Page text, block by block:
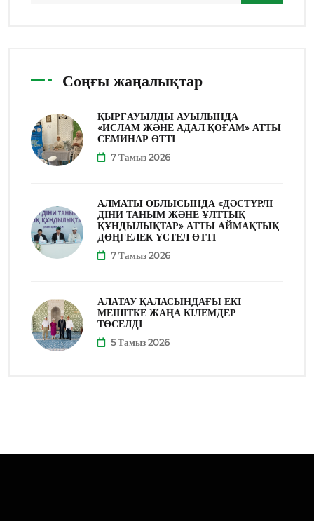
Соңғы жаңалықтар
ҚЫРҒАУЫЛДЫ АУЫЛЫНДА
«ИСЛАМ ЖӘНЕ АДАЛ ҚОҒАМ» АТТЫ
СЕМИНАР ӨТТІ
7 Тамыз 2026
АЛМАТЫ ОБЛЫСЫНДА «ДӘСТҮРЛІ
ДІНИ ТАНЫМ ЖӘНЕ ҰЛТТЫҚ
ҚҰНДЫЛЫҚТАР» АТТЫ АЙМАҚТЫҚ
ДӨҢГЕЛЕК ҮСТЕЛ ӨТТІ
7 Тамыз 2026
АЛАТАУ ҚАЛАСЫНДАҒЫ ЕКІ
МЕШІТКЕ ЖАҢА КІЛЕМДЕР
ТӨСЕЛДІ
5 Тамыз 2026